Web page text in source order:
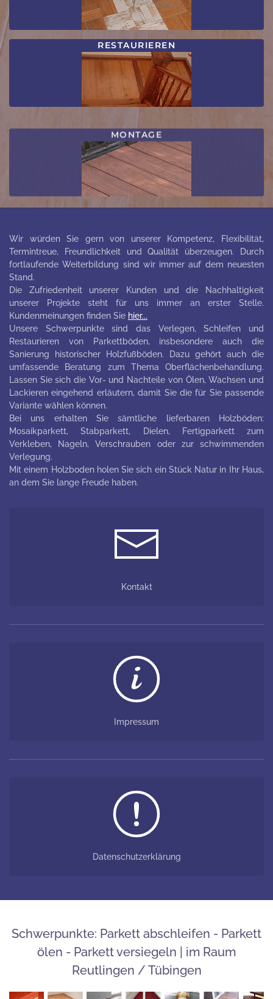
RESTAURIEREN
Wir würden Sie gern von unserer Kompetenz, Flexibilität,
Termintreue, Freundlichkeit und Qualität überzeugen. Durch
fortlaufende Weiterbildung sind wir immer auf dem neuesten
Stand.
Die Zufriedenheit unserer Kunden und die Nachhaltigkeit
unserer Projekte steht für uns immer an erster Stelle.
Kundenmeinungen finden Sie hier...
Unsere Schwerpunkte sind das Verlegen, Schleifen und
Restaurieren von Parkettböden, insbesondere auch die
Sanierung historischer Holzfußböden. Dazu gehört auch die
umfassende Beratung zum Thema Oberflächenbehandlung.
Lassen Sie sich die Vor- und Nachteile von Ölen, Wachsen und
Lackieren eingehend erläutern, damit Sie die für Sie passende
Variante wählen können.
Bei uns erhalten Sie sämtliche lieferbaren Holzböden:
Mosaikparkett, Stabparkett, Dielen, Fertigparkett zum
Verkleben, Nageln, Verschrauben oder zur schwimmenden
Verlegung.
Mit einem Holzboden holen Sie sich ein Stück Natur in Ihr Haus,
an dem Sie lange Freude haben.
Kontakt
Impressum
Datenschutzerklärung
Schwerpunkte: Parkett abschleifen - Parkett
ölen - Parkett versiegeln | im Raum
Reutlingen / Tübingen